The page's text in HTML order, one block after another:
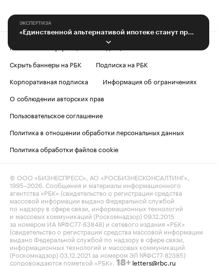
ЭКСПЕРТИЗА
«Единственной альтернативой ипотеке станут программы от застройщиков»
Контактная информация
Редакция
Скрыть баннеры на РБК
Подписка на РБК
Корпоративная подписка
Информация об ограничениях
О соблюдении авторских прав
Пользовательское соглашение
Политика в отношении обработки персональных данных
Политика обработки файлов cookie
© ООО «БИЗНЕСПРЕСС», АО «РОСБИЗНЕСКОНСАЛТИНГ»,
1995–2026 . Сообщения и материалы информационного
агентства «РБК» (свидетельство о регистрации средства
массовой информации выдано Федеральной службой
по надзору в сфере связи, информационных технологий
и массовых коммуникаций (Роскомнадзор) 09.12.2015
за номером ИА №ФС77-63848) и сетевого издания «РБК»
(свидетельство о регистрации средства массовой информации
выдано Федеральной службой по надзору в сфере связи,
информационных технологий и массовых коммуникаций
(Роскомнадзор) 03.12.2021 за номером ЭЛ №ФС77-82385)
сопровождаются пометкой «РБК». 18+ letters@rbc.ru